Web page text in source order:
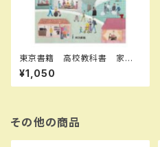
東京書籍 高校教科書 家庭
基礎 自立・共生・創造 ［教
番：家基701］ 新品 ISBN：9
784487166480 ISBN-10：
¥1,050
その他の商品